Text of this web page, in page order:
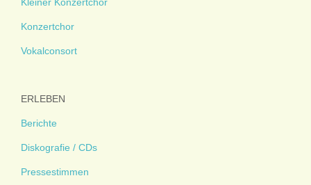
Konzertchor
Vokalconsort
ERLEBEN
Berichte
Diskografie / CDs
Pressestimmen